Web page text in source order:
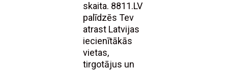
skaita. 8811.LV
palīdzēs Tev
atrast Latvijas
iecienītākās
vietas,
tirgotājus un